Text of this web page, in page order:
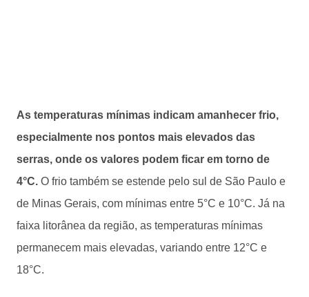
As temperaturas mínimas indicam amanhecer frio,
especialmente nos pontos mais elevados das
serras, onde os valores podem ficar em torno de
4°C. O frio também se estende pelo sul de São Paulo e
de Minas Gerais, com mínimas entre 5°C e 10°C. Já na
faixa litorânea da região, as temperaturas mínimas
permanecem mais elevadas, variando entre 12°C e
18°C.